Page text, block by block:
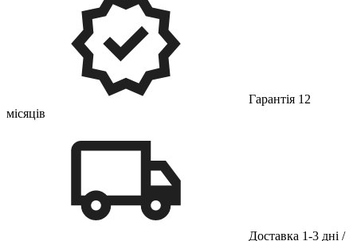
Гарантія 12
місяців
Доставка 1-3 дні /